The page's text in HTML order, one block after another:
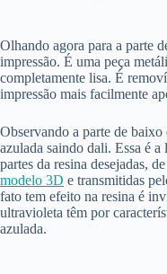
Olhando agora para a parte
impressão. É uma peça
completamente lisa. É
impressão mais facilmente
Observando a parte de
azulada saindo dali. Essa é
partes da resina desejadas,
modelo 3D e transmitidas
fato tem efeito na resina é
ultravioleta têm por
azulada.